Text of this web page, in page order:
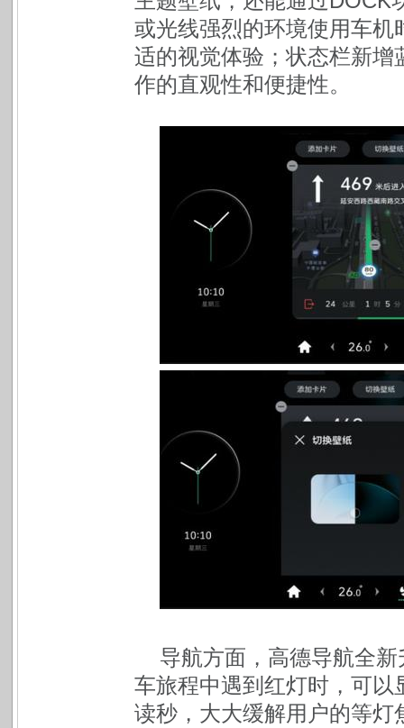
或光线强烈的环境使用车
适的视觉体验；状态栏新
作的直观性和便捷性。
导航方面，高德导航全
车旅程中遇到红灯时，可
读秒，大大缓解用户的等